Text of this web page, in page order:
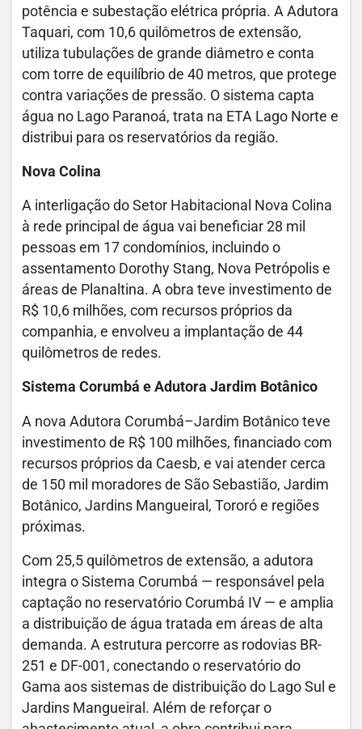
potência e subestação elétrica própria. A Adutora
Taquari, com 10,6 quilômetros de extensão,
utiliza tubulações de grande diâmetro e conta
com torre de equilíbrio de 40 metros, que protege
contra variações de pressão. O sistema capta
água no Lago Paranoá, trata na ETA Lago Norte e
distribui para os reservatórios da região.
Nova Colina
A interligação do Setor Habitacional Nova Colina
à rede principal de água vai beneficiar 28 mil
pessoas em 17 condomínios, incluindo o
assentamento Dorothy Stang, Nova Petrópolis e
áreas de Planaltina. A obra teve investimento de
R$ 10,6 milhões, com recursos próprios da
companhia, e envolveu a implantação de 44
quilômetros de redes.
Sistema Corumbá e Adutora Jardim Botânico
A nova Adutora Corumbá–Jardim Botânico teve
investimento de R$ 100 milhões, financiado com
recursos próprios da Caesb, e vai atender cerca
de 150 mil moradores de São Sebastião, Jardim
Botânico, Jardins Mangueiral, Tororó e regiões
próximas.
Com 25,5 quilômetros de extensão, a adutora
integra o Sistema Corumbá — responsável pela
captação no reservatório Corumbá IV — e amplia
a distribuição de água tratada em áreas de alta
demanda. A estrutura percorre as rodovias BR-
251 e DF-001, conectando o reservatório do
Gama aos sistemas de distribuição do Lago Sul e
Jardins Mangueiral. Além de reforçar o